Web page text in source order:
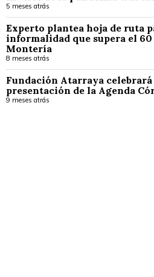
5 meses atrás
Experto plantea hoja de ruta
informalidad que supera el 60
Montería
8 meses atrás
Fundación Atarraya
presentación de la Agenda
9 meses atrás